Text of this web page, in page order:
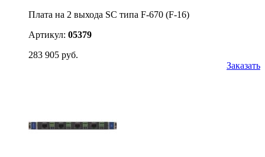
Плата на 2 выхода SC типа F-670 (F-16)
Артикул: 05379
283 905 руб.
Заказать